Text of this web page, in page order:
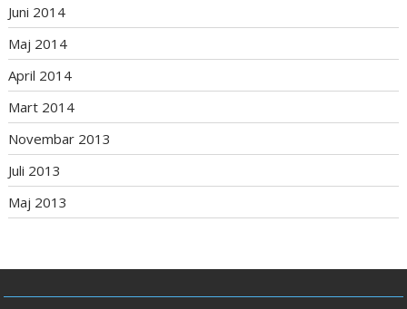
Juni 2014
Maj 2014
April 2014
Mart 2014
Novembar 2013
Juli 2013
Maj 2013